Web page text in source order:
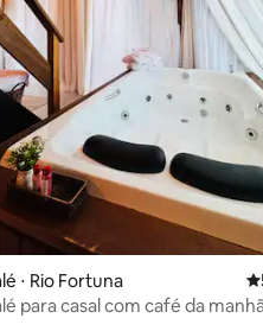
média de 5, 43 avaliações
⋅ Rio Fortuna 5
para casal com café da